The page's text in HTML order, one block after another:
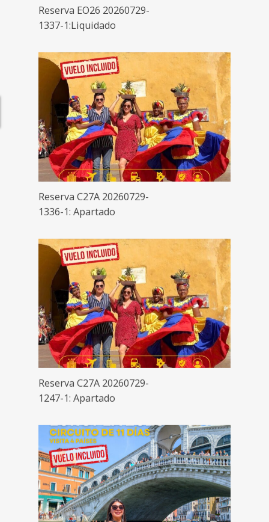
Reserva EO26 20260729-
1337-1:Liquidado
Reserva C27A 20260729-
1336-1: Apartado
Reserva C27A 20260729-
1247-1: Apartado